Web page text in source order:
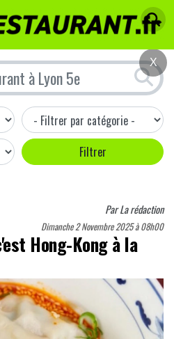
ParLa rédaction
Dimanche 2 Novembre 2025 à 08h00
Hong-Kong à la
X